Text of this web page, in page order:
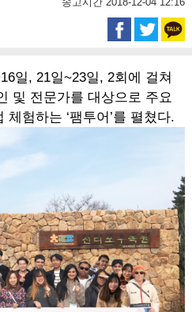
일, 21일~23일, 2회에 걸쳐
및 전문가를 대상으로 주요
험하는 ‘팸투어’를 펼쳤다.